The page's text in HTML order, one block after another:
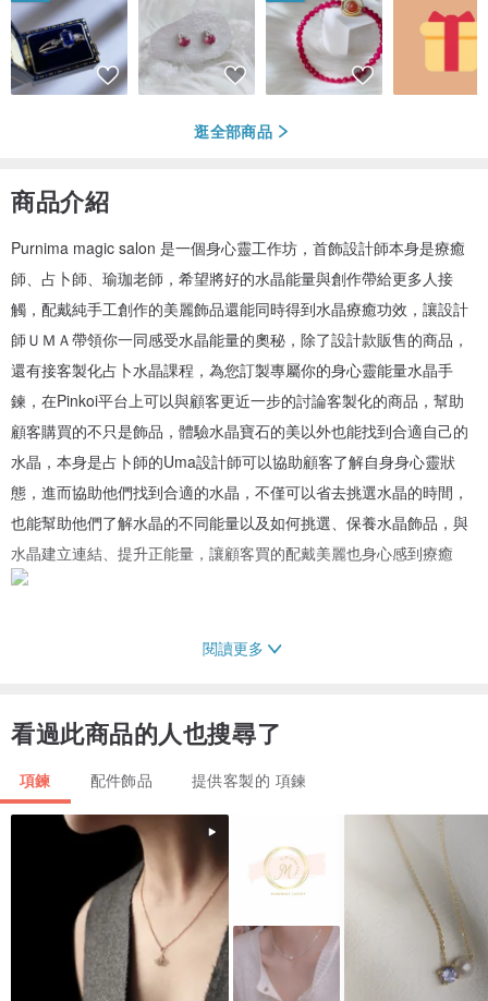
逛全部商品
商品介紹
Purnima magic salon 是一個身心靈工作坊，首飾設計師本身是療癒
師、占卜師、瑜珈老師，希望將好的水晶能量與創作帶給更多人接
觸，配戴純手工創作的美麗飾品還能同時得到水晶療癒功效，讓設計
師ＵＭＡ帶領你一同感受水晶能量的奧秘，除了設計款販售的商品，
還有接客製化占卜水晶課程，為您訂製專屬你的身心靈能量水晶手
鍊，在Pinkoi平台上可以與顧客更近一步的討論客製化的商品，幫助
顧客購買的不只是飾品，體驗水晶寶石的美以外也能找到合適自己的
水晶，本身是占卜師的Uma設計師可以協助顧客了解自身身心靈狀
態，進而協助他們找到合適的水晶，不僅可以省去挑選水晶的時間，
也能幫助他們了解水晶的不同能量以及如何挑選、保養水晶飾品，與
水晶建立連結、提升正能量，讓顧客買的配戴美麗也身心感到療癒
在西方珠寶文化史上，祖母綠被人們視為愛和生命的象徵，其翠綠色
澤代表著春天般的復甦與生長，因而成為了五月份的生日石。
祖母綠象徵著仁慈、信心、善良、幸運、幸福和愛情。
祖母綠內部的內含物通常很多而且明顯，具有三相物的祖母綠又稱
「寶石界的後花園」
祖母綠的功效與作用
閱讀更多
看過此商品的人也搜尋了
項鍊 配件飾品 提供客製的 項鍊